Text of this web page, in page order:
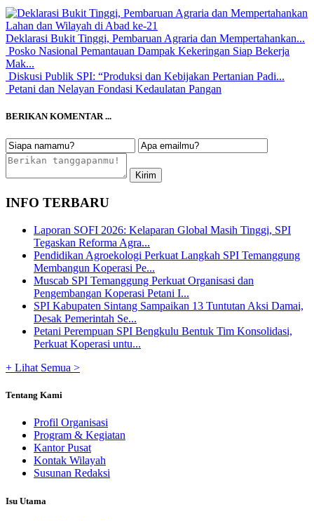
Deklarasi Bukit Tinggi, Pembaruan Agraria dan Mempertahankan...
Posko Nasional Pemantauan Dampak Kekeringan Siap Bekerja
Mak...
Diskusi Publik SPI: “Produksi dan Kebijakan Pertanian Padi...
Petani dan Nelayan Fondasi Kedaulatan Pangan
BERIKAN KOMENTAR ...
INFO TERBARU
Laporan SOFI 2026: Kelaparan Global Masih Tinggi, SPI
Tegaskan Reforma Agra...
Pendidikan Agroekologi Perkuat Langkah SPI Temanggung
Membangun Koperasi Pe...
Muscab SPI Temanggung Perkuat Organisasi dan
Pengembangan Koperasi Petani I...
SPI Kabupaten Sintang Sampaikan 13 Tuntutan Aksi Damai,
Desak Pemerintah Se...
Petani Perempuan SPI Bengkulu Bentuk Tim Konsolidasi,
Perkuat Koperasi untu...
+ Lihat Semua >
Tentang Kami
Profil Organisasi
Program & Kegiatan
Kantor Pusat
Kontak Wilayah
Susunan Redaksi
Isu Utama